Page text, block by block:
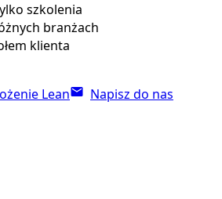
szkolenia
branżach
klienta
Lean
Napisz do nas